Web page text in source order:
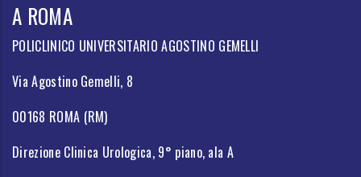
A ROMA
POLICLINICO UNIVERSITARIO AGOSTINO GEMELLI
Via Agostino Gemelli, 8
00168 ROMA (RM)
Direzione Clinica Urologica, 9° piano, ala A